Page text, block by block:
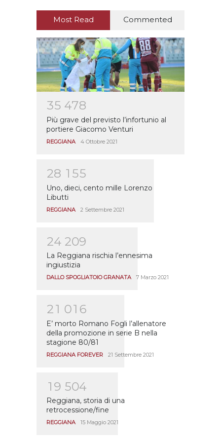
Most Read Commented
35 478
Più grave del previsto l’infortunio al
portiere Giacomo Venturi
REGGIANA 4 Ottobre 2021
28 1 55
Uno, dieci, cento mille Lorenzo
Libutti
REGGIANA 2 Settembre 2021
24 209
La Reggiana rischia l’ennesima
ingiustizia
DALLO SPOGLIATOIO GRANATA 7 Marzo 2021
21 01 6
E’ morto Romano Fogli l’allenatore
della promozione in serie B nella
stagione 80/81
REGGIANA FOREVER 21 Settembre 2021
1 9 504
Reggiana, storia di una
retrocessione/fine
REGGIANA 15 Maggio 2021